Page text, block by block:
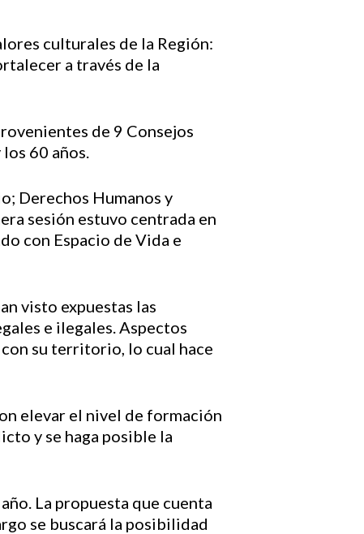
culturales de la Región:
a través de la
de 9 Consejos
60 años.
Derechos Humanos y
sesión estuvo centrada en
con Espacio de Vida e
visto expuestas las
e ilegales. Aspectos
su territorio, lo cual hace
elevar el nivel de formación
y se haga posible la
La propuesta que cuenta
se buscará la posibilidad